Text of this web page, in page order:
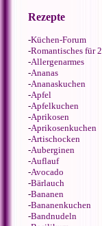
Rezepte
-Küchen-Forum
-Romantisches für 2
-Allergenarmes
-Ananas
-Ananaskuchen
-Apfel
-Apfelkuchen
-Aprikosen
-Aprikosenkuchen
-Artischocken
-Auberginen
-Auflauf
-Avocado
-Bärlauch
-Bananen
-Bananenkuchen
-Bandnudeln